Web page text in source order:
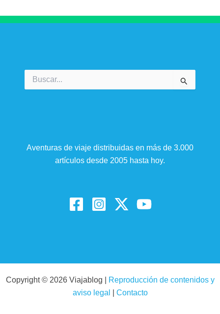
por:
Aventuras de viaje distribuidas en más de 3.000
artículos desde 2005 hasta hoy.
Copyright © 2026 Viajablog |
Reproducción de contenidos y
aviso legal
Contacto